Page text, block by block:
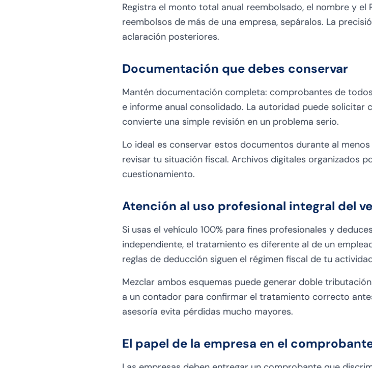
Registra el monto total anual reembolsado, el nombre y el
reembolsos de más de una empresa, sepáralos. La
aclaración posteriores.
Documentación que debes conservar
Mantén documentación completa: comprobantes de
e informe anual consolidado. La autoridad puede solicitar
convierte una simple revisión en un problema serio.
Lo ideal es conservar estos documentos durante al
revisar tu situación fiscal. Archivos digitales organizados
cuestionamiento.
Atención al uso profesional integral del
Si usas el vehículo 100% para fines profesionales y
independiente, el tratamiento es diferente al de un
reglas de deducción siguen el régimen fiscal de tu
Mezclar ambos esquemas puede generar doble
a un contador para confirmar el tratamiento correcto
asesoría evita pérdidas mucho mayores.
El papel de la empresa en el